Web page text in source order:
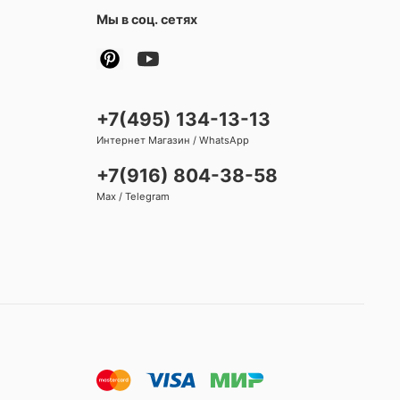
Мы в соц. сетях
+7(495) 134-13-13
Интернет Магазин / WhatsApp
+7(916) 804-38-58
Max / Telegram